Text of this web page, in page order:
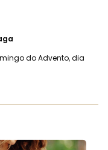
do Advento, dia